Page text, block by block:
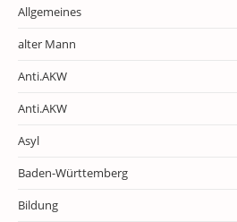
Allgemeines
alter Mann
Anti.AKW
Anti.AKW
Asyl
Baden-Württemberg
Bildung